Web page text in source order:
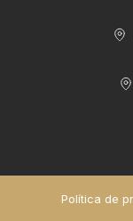
Política de